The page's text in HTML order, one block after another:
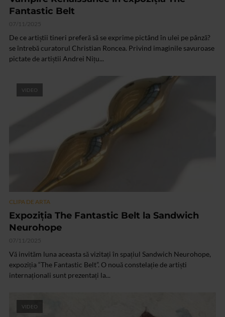
Fantastic Belt
07/11/2025
De ce artiștii tineri preferă să se exprime pictând în ulei pe pânză?
se întrebă curatorul Christian Roncea. Privind imaginile savuroase
pictate de artiștii Andrei Nițu...
VIDEO
CLIPA DE ARTA
Expoziția The Fantastic Belt la Sandwich
Neurohope
07/11/2025
Vă invităm luna aceasta să vizitați în spațiul Sandwich Neurohope,
expoziția “The Fantastic Belt”. O nouă constelație de artiști
internaționali sunt prezentați la...
VIDEO